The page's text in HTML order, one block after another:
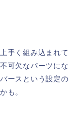
手く組み込まれて
可欠なパーツにな
ースという設定の
も。